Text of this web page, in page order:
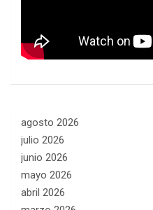
agosto 2026
julio 2026
junio 2026
mayo 2026
abril 2026